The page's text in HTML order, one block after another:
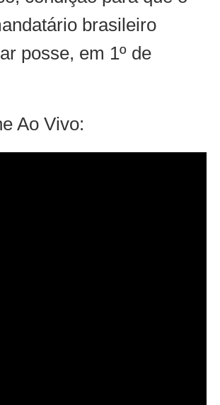
brasileiro
posse, em 1º de
Ao Vivo: